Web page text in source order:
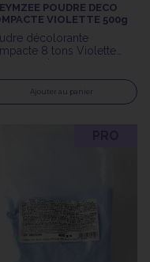
POUDRE DECO
VIOLETTE 500g
décolorante
8 tons Violette
de 500gr
Ajouter au panier